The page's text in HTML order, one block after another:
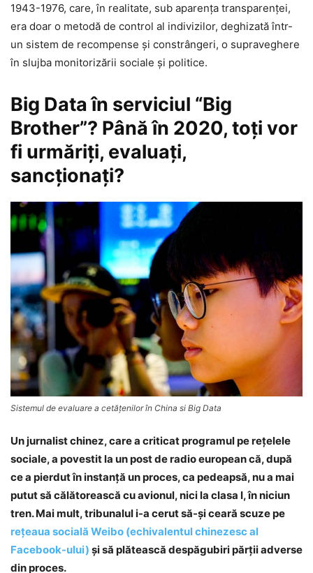
1943-1976, care, în realitate, sub aparenţa transparenţei,
era doar o metodă de control al indivizilor, deghizată într-
un sistem de recompense şi constrângeri, o supraveghere
în slujba monitorizării sociale şi politice.
Big Data în serviciul “Big
Brother”? Până în 2020, toţi vor
fi urmăriţi, evaluaţi,
sancţionaţi?
Sistemul de evaluare a cetăţenilor în China si Big Data
Un jurnalist chinez, care a criticat programul pe reţelele
sociale, a povestit la un post de radio european că, după
ce a pierdut în instanţă un proces, ca pedeapsă, nu a mai
putut să călătorească cu avionul, nici la clasa I, în niciun
tren. Mai mult, tribunalul i-a cerut să-şi ceară scuze pe
reţeaua socială Weibo (echivalentul chinezesc al
Facebook-ului) şi să plătească despăgubiri părţii adverse
din proces.